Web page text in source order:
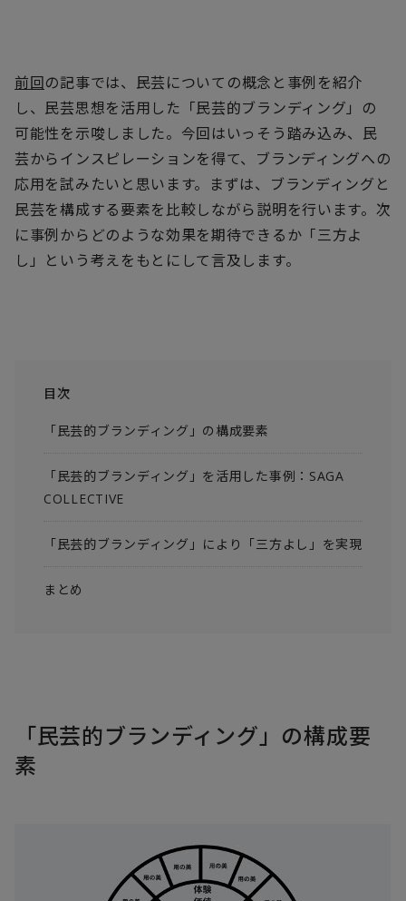
前回の記事では、民芸についての概念と事例を紹介
し、民芸思想を活用した「民芸的ブランディング」の
可能性を示唆しました。今回はいっそう踏み込み、民
芸からインスピレーションを得て、ブランディングへの
応用を試みたいと思います。まずは、ブランディングと
民芸を構成する要素を比較しながら説明を行います。次
に事例からどのような効果を期待できるか「三方よ
し」という考えをもとにして言及します。
目次
「民芸的ブランディング」の構成要素
「民芸的ブランディング」を活用した事例：SAGA
COLLECTIVE
「民芸的ブランディング」により「三方よし」を実現
まとめ
「民芸的ブランディング」の構成要
素